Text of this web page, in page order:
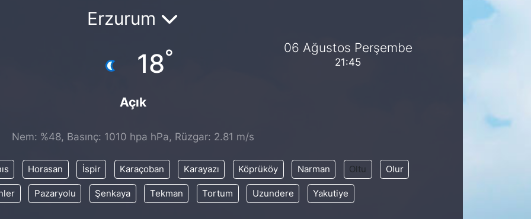
Erzurum
18°
Açık
06 Ağustos Perşembe
21:45
Nem: %48, Basınç: 1010 hpa hPa, Rüzgar: 2.81 m/s
Horasan İspir Karaçoban Karayazı Köprüköy Narman Oltu Olur
Pazaryolu Şenkaya Tekman Tortum Uzundere Yakutiye